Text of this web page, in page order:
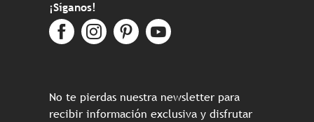
¡Síganos!
No te pierdas nuestra newsletter para
recibir información exclusiva y disfrutar